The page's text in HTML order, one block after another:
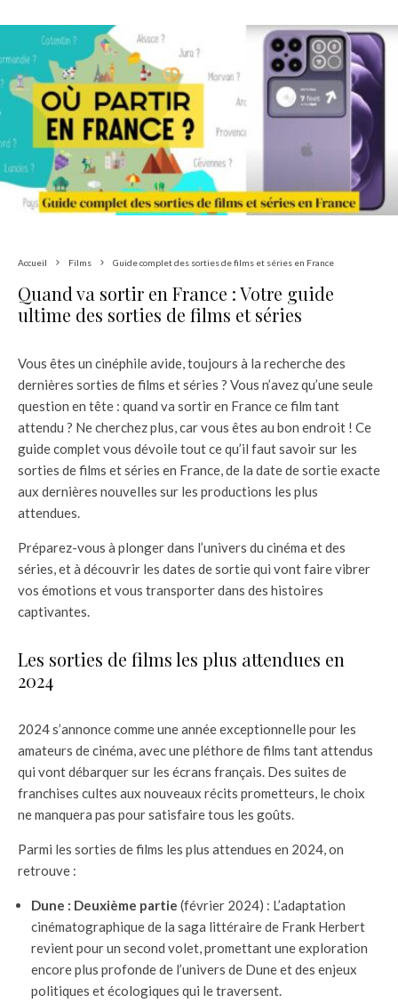
Accueil Films Guide complet des sorties de films et séries en France
Quand va sortir en France : Votre guide
ultime des sorties de films et séries
Vous êtes un cinéphile avide, toujours à la recherche des
dernières sorties de films et séries ? Vous n’avez qu’une seule
question en tête : quand va sortir en France ce film tant
attendu ? Ne cherchez plus, car vous êtes au bon endroit ! Ce
guide complet vous dévoile tout ce qu’il faut savoir sur les
sorties de films et séries en France, de la date de sortie exacte
aux dernières nouvelles sur les productions les plus
attendues.
Préparez-vous à plonger dans l’univers du cinéma et des
séries, et à découvrir les dates de sortie qui vont faire vibrer
vos émotions et vous transporter dans des histoires
captivantes.
Les sorties de films les plus attendues en
2024
2024 s’annonce comme une année exceptionnelle pour les
amateurs de cinéma, avec une pléthore de films tant attendus
qui vont débarquer sur les écrans français. Des suites de
franchises cultes aux nouveaux récits prometteurs, le choix
ne manquera pas pour satisfaire tous les goûts.
Parmi les sorties de films les plus attendues en 2024, on
retrouve :
Dune : Deuxième partie (février 2024) : L’adaptation
cinématographique de la saga littéraire de Frank Herbert
revient pour un second volet, promettant une exploration
encore plus profonde de l’univers de Dune et des enjeux
politiques et écologiques qui le traversent.